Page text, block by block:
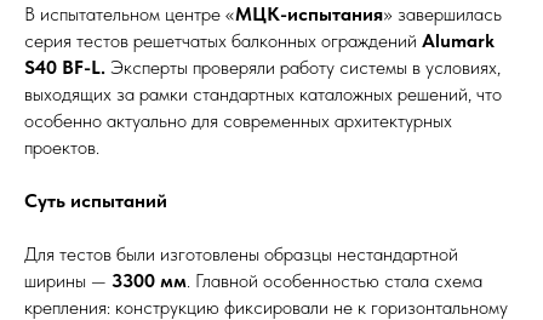
В испытательном центре «МЦК-испытания» завершилась
серия тестов решетчатых балконных ограждений Alumark
S40 BF-L. Эксперты проверяли работу системы в условиях,
выходящих за рамки стандартных каталожных решений, что
особенно актуально для современных архитектурных
проектов.
Суть испытаний
Для тестов были изготовлены образцы нестандартной
ширины — 3300 мм . Главной особенностью стала схема
крепления: конструкцию фиксировали не к горизонтальному